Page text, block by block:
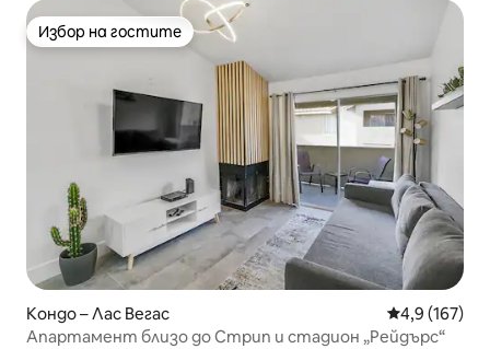
Избор на гостите
Избор на гостите
Кондо – Лас Вегас Средна
4,9 (167)
Апартамент близо до Стрип и стадион „Рейдърс“